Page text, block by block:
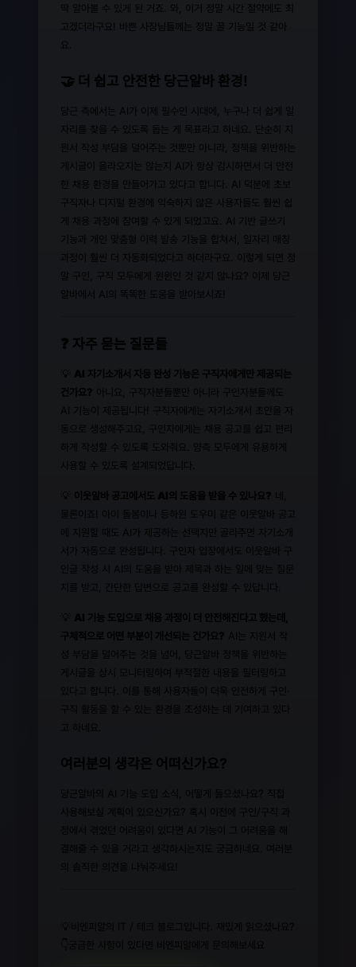
딱 알아볼 수 있게 된 거죠. 와, 이거 정말 시간 절약에도 최
고겠더라구요! 바쁜 사장님들께는 정말 꿀 기능일 것 같아
요.
🤝 더 쉽고 안전한 당근알바 환경!
당근 측에서는 AI가 이제 필수인 시대에, 누구나 더 쉽게 일
자리를 찾을 수 있도록 돕는 게 목표라고 하네요. 단순히 지
원서 작성 부담을 덜어주는 것뿐만 아니라, 정책을 위반하는
게시글이 올라오지는 않는지 AI가 항상 감시하면서 더 안전
한 채용 환경을 만들어가고 있다고 합니다. AI 덕분에 초보
구직자나 디지털 환경에 익숙하지 않은 사용자들도 훨씬 쉽
게 채용 과정에 참여할 수 있게 되었고요. AI 기반 글쓰기
기능과 개인 맞춤형 이력 발송 기능을 합쳐서, 일자리 매칭
과정이 훨씬 더 자동화되었다고 하더라구요. 이렇게 되면 정
말 구인, 구직 모두에게 윈윈인 것 같지 않나요? 이제 당근
알바에서 AI의 똑똑한 도움을 받아보시죠!
❓ 자주 묻는 질문들
💡 AI 자기소개서 자동 완성 기능은 구직자에게만 제공되는
건가요? 아니요, 구직자분들뿐만 아니라 구인자분들께도
AI 기능이 제공됩니다! 구직자에게는 자기소개서 초안을 자
동으로 생성해주고요, 구인자에게는 채용 공고를 쉽고 편리
하게 작성할 수 있도록 도와줘요. 양측 모두에게 유용하게
사용할 수 있도록 설계되었답니다.
💡 이웃알바 공고에서도 AI의 도움을 받을 수 있나요? 네,
물론이죠! 아이 돌봄이나 등하원 도우미 같은 이웃알바 공고
에 지원할 때도 AI가 제공하는 선택지만 골라주면 자기소개
서가 자동으로 완성됩니다. 구인자 입장에서도 이웃알바 구
인글 작성 시 AI의 도움을 받아 제목과 하는 일에 맞는 질문
지를 받고, 간단한 답변으로 공고를 완성할 수 있답니다.
💡 AI 기능 도입으로 채용 과정이 더 안전해진다고 했는데,
구체적으로 어떤 부분이 개선되는 건가요? AI는 지원서 작
성 부담을 덜어주는 것을 넘어, 당근알바 정책을 위반하는
게시글을 상시 모니터링하여 부적절한 내용을 필터링하고
있다고 합니다. 이를 통해 사용자들이 더욱 안전하게 구인·
구직 활동을 할 수 있는 환경을 조성하는 데 기여하고 있다
고 하네요.
여러분의 생각은 어떠신가요?
당근알바의 AI 기능 도입 소식, 어떻게 들으셨나요? 직접
사용해보실 계획이 있으신가요? 혹시 이전에 구인/구직 과